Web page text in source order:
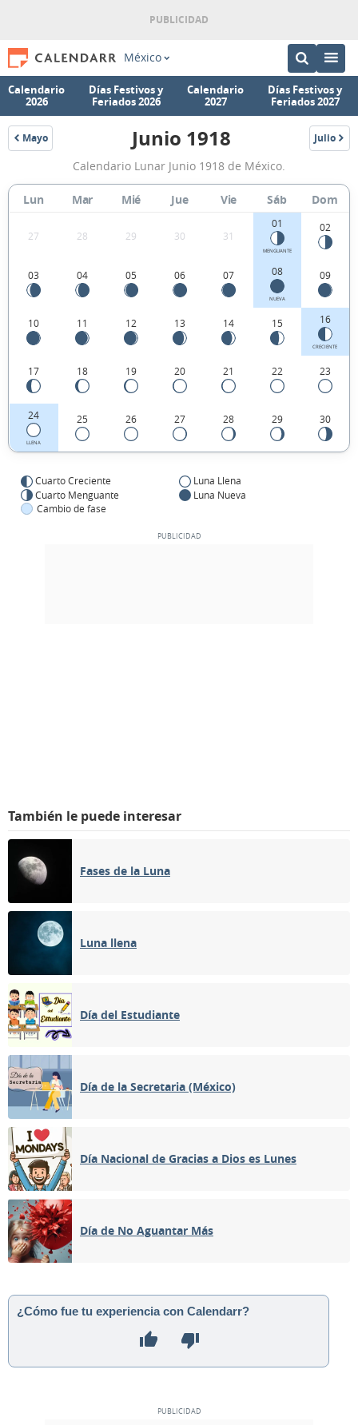
México
Calendario
2026
Días Festivos y
Feriados 2026
Calendario
2027
Días Festivos y
Feriados 2027
Mayo
1918
Calendario
Lunar
Junio
México.
Junio 1918 Julio
1918
Calendario Lunar Junio 1918 de México.
Lun Mar Mié Jue Vie Sáb Dom
27 28 29 30 31
01
MENGUANTE
02
03 04 05 06 07 08
NUEVA
09
10 11 12 13 14 15 16
CRECIENTE
17 18 19 20 21 22 23
24
LLENA
25 26 27 28 29 30
Cuarto Creciente
Luna Llena
Cuarto Menguante
Luna Nueva
Cambio de fase
También le puede interesar
Fases de la Luna
Luna llena
Día del Estudiante
Día de la Secretaria (México)
Día Nacional de Gracias a Dios es Lunes
Día de No Aguantar Más
¿Cómo fue tu experiencia con Calendarr?